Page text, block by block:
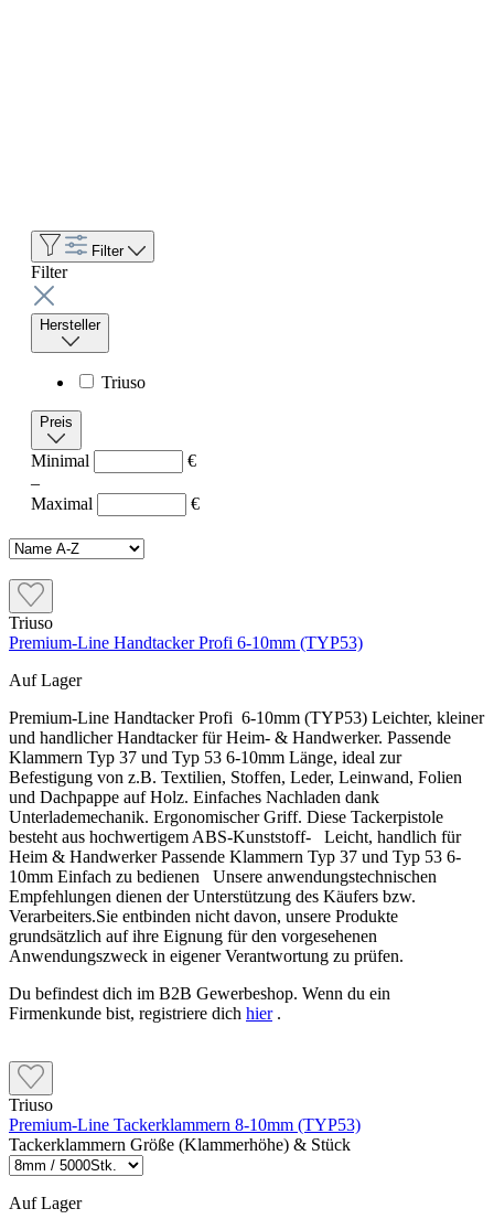
Filter
Filter
Hersteller
Triuso
Preis
Minimal
€
–
Maximal
€
Triuso
Premium-Line Handtacker Profi 6-10mm (TYP53)
Auf Lager
Premium-Line Handtacker Profi 6-10mm (TYP53) Leichter, kleiner
und handlicher Handtacker für Heim- & Handwerker. Passende
Klammern Typ 37 und Typ 53 6-10mm Länge, ideal zur
Befestigung von z.B. Textilien, Stoffen, Leder, Leinwand, Folien
und Dachpappe auf Holz. Einfaches Nachladen dank
Unterlademechanik. Ergonomischer Griff. Diese Tackerpistole
besteht aus hochwertigem ABS-Kunststoff- Leicht, handlich für
Heim & Handwerker Passende Klammern Typ 37 und Typ 53 6-
10mm Einfach zu bedienen Unsere anwendungstechnischen
Empfehlungen dienen der Unterstützung des Käufers bzw.
Verarbeiters.Sie entbinden nicht davon, unsere Produkte
grundsätzlich auf ihre Eignung für den vorgesehenen
Anwendungszweck in eigener Verantwortung zu prüfen.
Du befindest dich im B2B Gewerbeshop. Wenn du ein
Firmenkunde bist, registriere dich hier.
Triuso
Premium-Line Tackerklammern 8-10mm (TYP53)
Tackerklammern Größe (Klammerhöhe) & Stück
Auf Lager